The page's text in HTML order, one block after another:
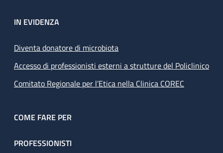
IN EVIDENZA
Diventa donatore di microbiota
Accesso di professionisti esterni a strutture del Policlinico
Comitato Regionale per l’Etica nella Clinica COREC
COME FARE PER
PROFESSIONISTI